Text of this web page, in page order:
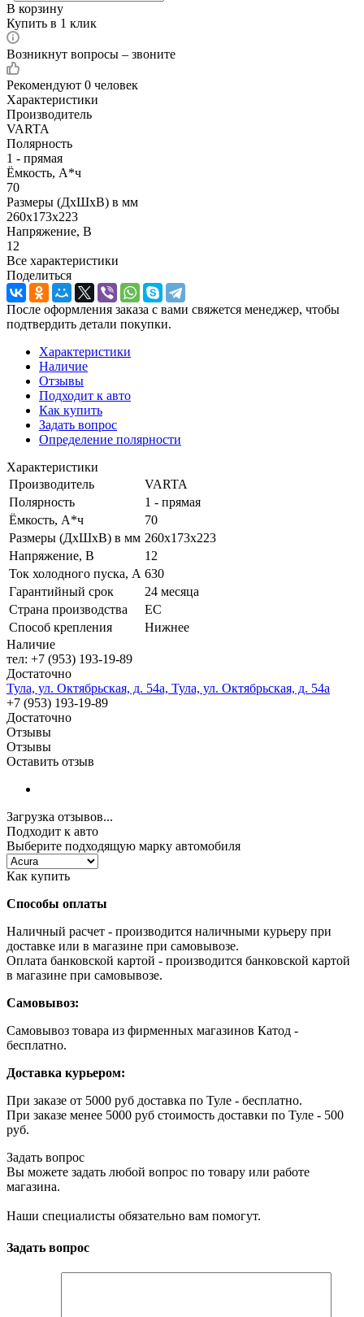
В корзину
Купить в 1 клик
Возникнут вопросы – звоните
Рекомендуют 0 человек
Характеристики
Производитель
VARTA
Полярность
1 - прямая
Ёмкость, А*ч
70
Размеры (ДхШхВ) в мм
260x173x223
Напряжение, В
12
Все характеристики
Поделиться
После оформления заказа с вами свяжется менеджер, чтобы
подтвердить детали покупки.
Характеристики
Наличие
Отзывы
Подходит к авто
Как купить
Задать вопрос
Определение полярности
Характеристики
Производитель
VARTA
Полярность
1 - прямая
Ёмкость, А*ч
70
Размеры (ДхШхВ) в мм 260x173x223
Напряжение, В
12
Ток холодного пуска, А 630
Гарантийный срок
24 месяца
Страна производства
ЕС
Способ крепления
Нижнее
Наличие
тел: +7 (953) 193-19-89
Достаточно
Тула, ул. Октябрьская, д. 54а, Тула, ул. Октябрьская, д. 54а
+7 (953) 193-19-89
Достаточно
Отзывы
Отзывы
Оставить отзыв
Загрузка отзывов...
Подходит к авто
Выберите подходящую марку автомобиля
Как купить
Способы оплаты
Наличный расчет - производится наличными курьеру при
доставке или в магазине при самовывозе.
Оплата банковской картой - производится банковской картой
в магазине при самовывозе.
Самовывоз:
Самовывоз товара из фирменных магазинов Катод -
бесплатно.
Доставка курьером:
При заказе от 5000 руб доставка по Туле - бесплатно.
При заказе менее 5000 руб стоимость доставки по Туле - 500
руб.
Задать вопрос
Вы можете задать любой вопрос по товару или работе
магазина.
Наши специалисты обязательно вам помогут.
Задать вопрос